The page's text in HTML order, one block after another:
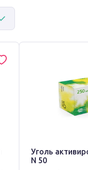
Уголь
N 50